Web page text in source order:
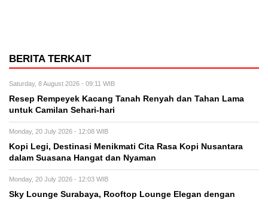
BERITA TERKAIT
Saturday, 8 August 2026 - 09:11 WIB
Resep Rempeyek Kacang Tanah Renyah dan Tahan Lama
untuk Camilan Sehari-hari
Monday, 20 July 2026 - 12:08 WIB
Kopi Legi, Destinasi Menikmati Cita Rasa Kopi Nusantara
dalam Suasana Hangat dan Nyaman
Monday, 20 July 2026 - 12:03 WIB
Sky Lounge Surabaya, Rooftop Lounge Elegan dengan